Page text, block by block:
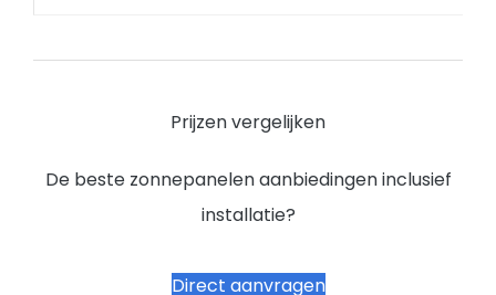
Prijzen vergelijken
De beste zonnepanelen aanbiedingen inclusief
installatie?
Direct aanvragen